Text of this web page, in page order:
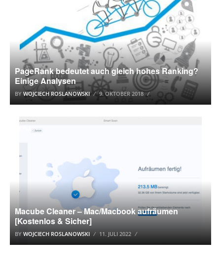
PageRank bedeutet auch gleich hohes Ranking?
Einige Analysen
BY WOJCIECH ROSLANOWSKI 9. OKTOBER 2018
Macube Cleaner – Mac/Macbook aufräumen
[Kostenlos & Sicher]
BY WOJCIECH ROSLANOWSKI 11. JULI 2022